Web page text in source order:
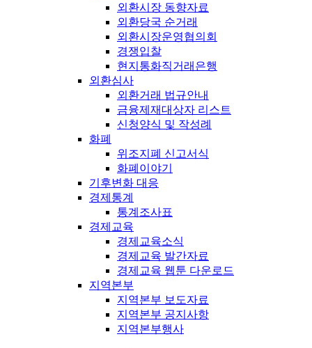
외환시장 동향자료
외환당국 순거래
외환시장운영협의회
경쟁입찰
현지통화직거래은행
외환심사
외환거래 법규안내
금융제재대상자 리스트
신청양식 및 작성례
화폐
위조지폐 신고서식
화폐이야기
기후변화 대응
경제통계
통계조사표
경제교육
경제교육소식
경제교육 발간자료
경제교육 웹툰 다운로드
지역본부
지역본부 보도자료
지역본부 공지사항
지역본부행사